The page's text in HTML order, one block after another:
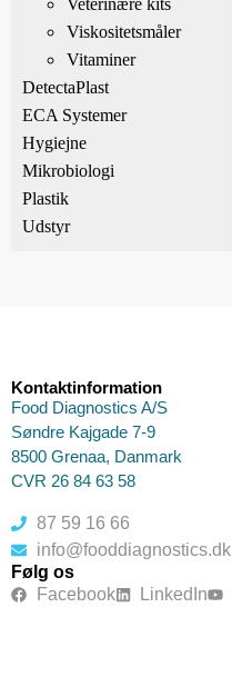
Veterinære kits
Viskositetsmåler
Vitaminer
DetectaPlast
ECA Systemer
Hygiejne
Mikrobiologi
Plastik
Udstyr
Kontaktinformation
Food Diagnostics A/S
Søndre Kajgade 7-9
8500 Grenaa, Danmark
CVR 26 84 63 58
87 59 16 66
info@fooddiagnostics.dk
Følg os
Facebook
LinkedIn